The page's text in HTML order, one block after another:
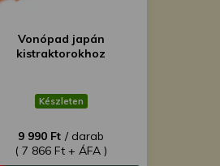
Vonópad japán
kistraktorokhoz
Készleten
9 990 Ft / darab
( 7 866 Ft + ÁFA )